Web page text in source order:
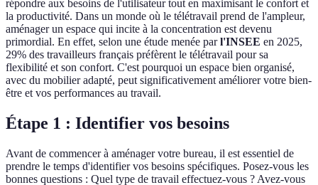
répondre aux besoins de l'utilisateur tout en maximisant le confort et
la productivité. Dans un monde où le télétravail prend de l'ampleur,
aménager un espace qui incite à la concentration est devenu
primordial. En effet, selon une étude menée parl'INSEE en 2025,
29% des travailleurs français préfèrent le télétravail pour sa
flexibilité et son confort. C'est pourquoi un espace bien organisé,
avec du mobilier adapté, peut significativement améliorer votre bien-
être et vos performances au travail.
Étape 1 : Identifier vos besoins
Avant de commencer à aménager votre bureau, il est essentiel de
prendre le temps d'identifier vos besoins spécifiques. Posez-vous les
bonnes questions : Quel type de travail effectuez-vous ? Avez-vous